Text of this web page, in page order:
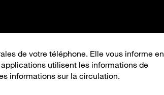
de votre téléphone. Elle vous informe en
utilisent les informations de
informations sur la circulation.